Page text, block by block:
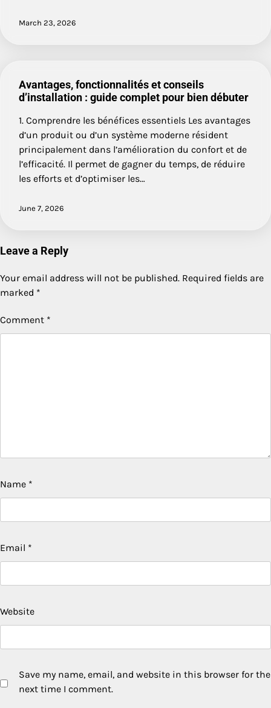
March 23, 2026
Avantages, fonctionnalités et conseils
d’installation : guide complet pour bien débuter
1. Comprendre les bénéfices essentiels Les avantages
d’un produit ou d’un système moderne résident
principalement dans l’amélioration du confort et de
l’efficacité. Il permet de gagner du temps, de réduire
les efforts et d’optimiser les…
June 7, 2026
Leave a Reply
Your email address will not be published. Required fields are
marked *
Comment *
Name *
Email *
Website
Save my name, email, and website in this browser for the
next time I comment.